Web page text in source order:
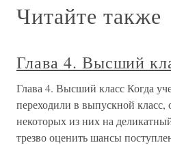
Читайте также
Глава 4. Высший
Глава 4. Высший класс Когда
переходили в выпускной класс,
некоторых из них на
трезво оценить шансы